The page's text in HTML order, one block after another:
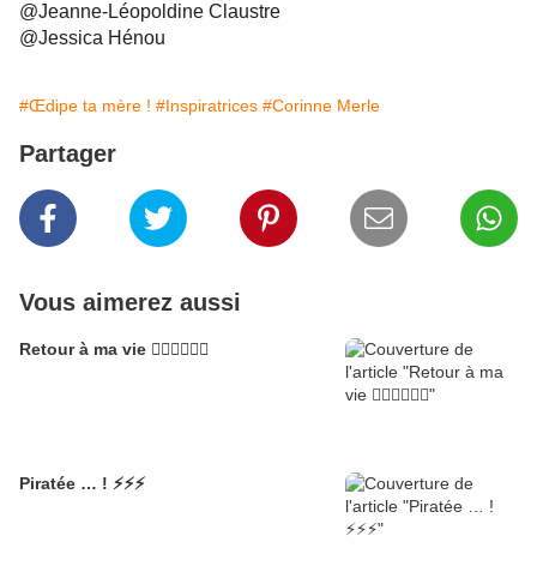
@Jeanne-Léopoldine Claustre
@Jessica Hénou
#Œdipe ta mère ! #Inspiratrices #Corinne Merle
Partager
Vous aimerez aussi
Retour à ma vie 🦹‍♀️🦹‍♀️🦹‍♀️
Piratée … ! ⚡⚡⚡